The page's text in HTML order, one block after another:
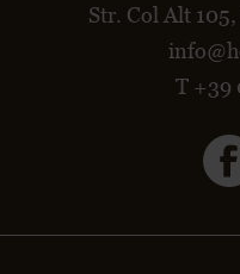
Str. Col Alt
T +39